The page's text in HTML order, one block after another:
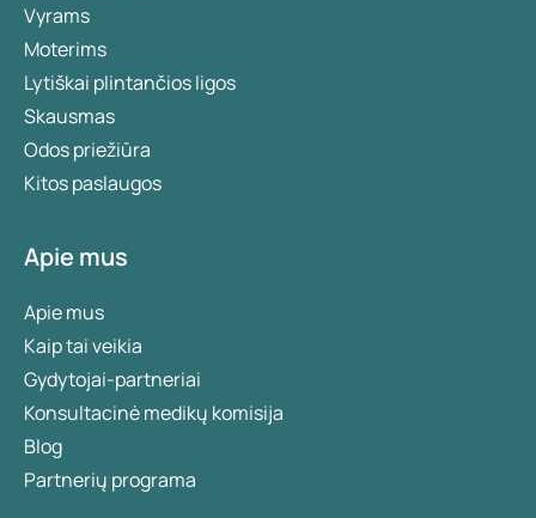
Vyrams
Moterims
Lytiškai plintančios ligos
Skausmas
Odos priežiūra
Kitos paslaugos
Apie mus
Apie mus
Kaip tai veikia
Gydytojai-partneriai
Konsultacinė medikų komisija
Blog
Partnerių programa